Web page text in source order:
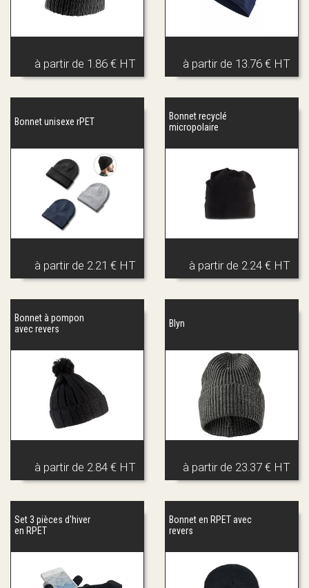
à partir de 1.86 € HT à partir de 13.76 € HT
Bonnet unisexe rPET
à partir de 2.21 € HT
Bonnet recyclé
micropolaire
à partir de 2.24 € HT
Bonnet à pompon
avec revers
à partir de 2.84 € HT
Blyn
à partir de 23.37 € HT
Set 3 pièces d'hiver
en RPET
Bonnet en RPET avec
revers